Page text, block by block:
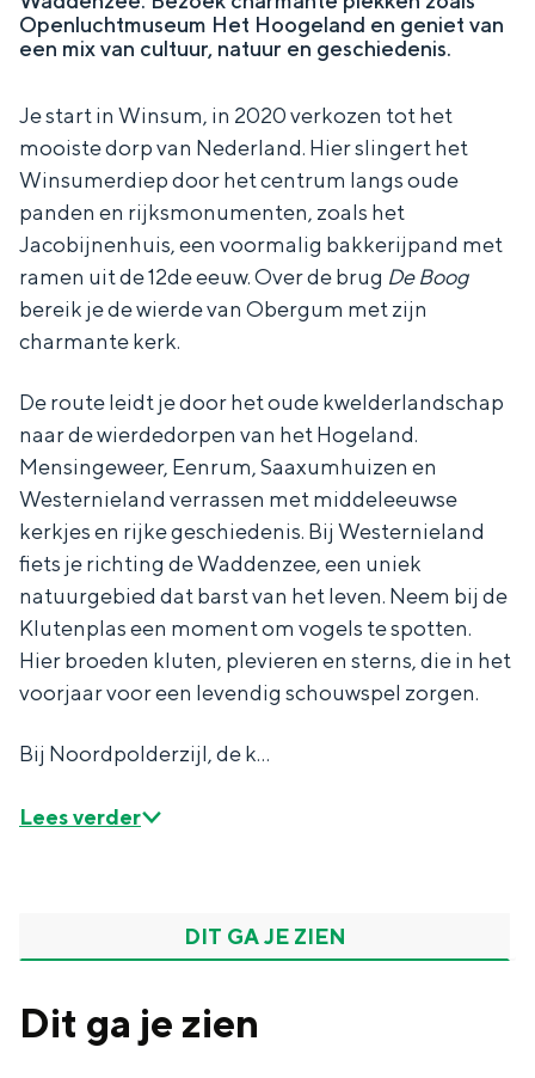
In Groningen ligt het allemaal opvallend
dicht bij elkaar. De levendigheid van de
sporen van een eeuwenoud verleden.
Stad
Provincie
Waddenkust
Natuurgebieden
Bijzonder overnachten
slapen in een voormalige graanzolder
van een molen tot overnachten in een
Eten & drinken
Overnachten
a
r
p
n
a
n
d
e
e
r
a
a
r
m
u
m
/
V
e
r
c
h
Openluchtmuseum Het Hoogeland en geniet van
een mix van cultuur, natuur en geschiedenis.
Je start in Winsum, in 2020 verkozen tot het
mooiste dorp van Nederland. Hier slingert het
Winsumerdiep door het centrum langs oude
panden en rijksmonumenten, zoals het
Jacobijnenhuis, een voormalig bakkerijpand met
ramen uit de 12de eeuw. Over de brug De Boog
bereik je de wierde van Obergum met zijn
charmante kerk.
De route leidt je door het oude kwelderlandschap
naar de wierdedorpen van het Hogeland.
Mensingeweer, Eenrum, Saaxumhuizen en
Westernieland verrassen met middeleeuwse
kerkjes en rijke geschiedenis. Bij Westernieland
fiets je richting de Waddenzee, een uniek
natuurgebied dat barst van het leven. Neem bij de
Klutenplas een moment om vogels te spotten.
Hier broeden kluten, plevieren en sterns, die in het
voorjaar voor een levendig schouwspel zorgen.
Bij Noordpolderzijl, de k…
Lees verder
DIT GA JE ZIEN
Dit ga je zien